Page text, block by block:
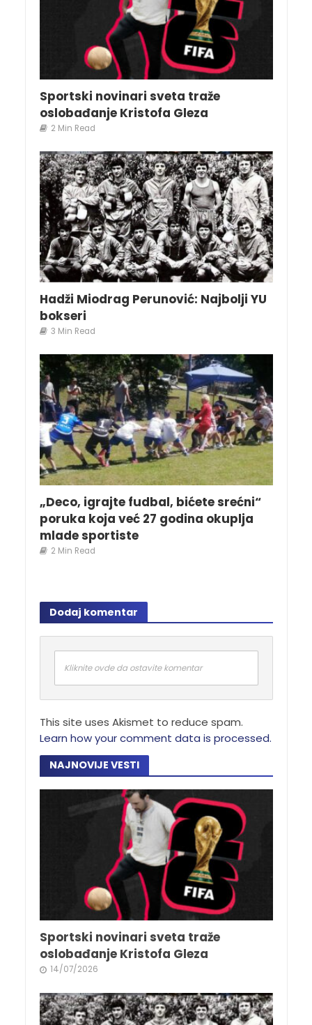
Sportski novinari sveta traže
oslobađanje Kristofa Gleza
2 Min Read
Hadži Miodrag Perunović: Najbolji YU
bokseri
3 Min Read
„Deco, igrajte fudbal, bićete srećni“
poruka koja već 27 godina okuplja
mlade sportiste
2 Min Read
Dodaj komentar
Kliknite ovde da ostavite komentar
This site uses Akismet to reduce spam.
Learn how your comment data is processed.
NAJNOVIJE VESTI
Sportski novinari sveta traže
oslobađanje Kristofa Gleza
14/07/2026